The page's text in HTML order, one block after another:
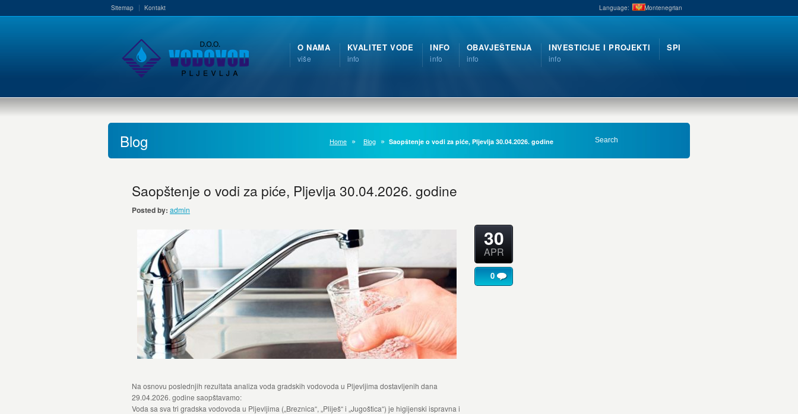
Sitemap Kontakt Language: Montenegrian
O NAMA
više
KVALITET VODE
info
INFO
info
OBAVJEŠTENJA
info
INVESTICIJE I PROJEKTI
info
SPI
Blog Home Blog Saopštenje o vodi za piće, Pljevlja 30.04.2026. godine
Saopštenje o vodi za piće, Pljevlja 30.04.2026. godine
Posted by: admin
Na osnovu poslednjih rezultata analiza voda gradskih vodovoda u Pljevljima dostavljenih dana
29.04.2026. godine saopštavamo:
Voda sa sva tri gradska vodovoda u Pljevljima („Breznica“, „Pliješ“ i „Jugoštica“) je higijenski ispravna i
30
APR
0